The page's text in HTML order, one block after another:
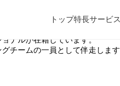
トップ特長サービス
ナルが在籍しています。
チームの一員として伴走します